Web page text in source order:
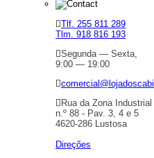
Tlf. 255 811 289
Tlm. 918 816 193
Segunda — Sexta,
9:00 — 19:00
Rua da Zona
n.º 88 - Pav. 3, 4 e 5
4620-286 Lustosa
Direções